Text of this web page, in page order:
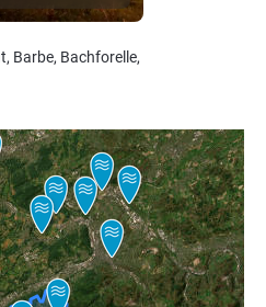
Barbe, Bachforelle,